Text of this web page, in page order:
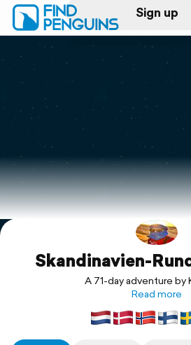
Sign up
Log in
Print a book
Flyover video
Explore
Support
Skandinavien-
A 71-day adventure by
Read more